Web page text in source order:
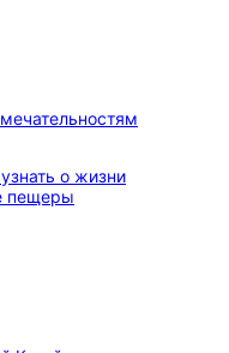
о жизни
пещеры